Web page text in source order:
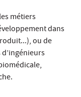
métiers
dans
ou de